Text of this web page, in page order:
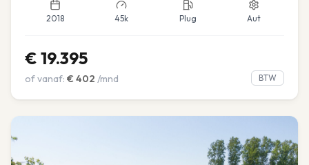
2018 45k Plug Aut
€ 19.395
of vanaf: € 402 /mnd BTW